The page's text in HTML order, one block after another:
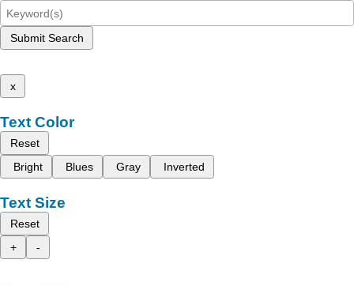
Submit Search
x
Text Color
Reset
Bright
Blues Gray Inverted
Text Size
Reset
+
-